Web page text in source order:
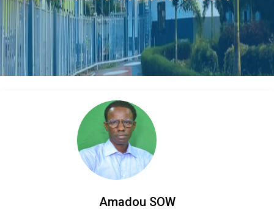
Amadou SOW